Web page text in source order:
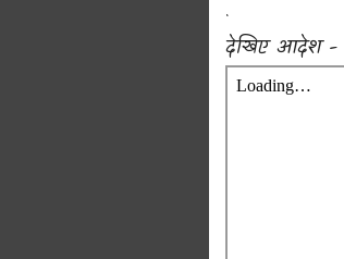
.
देखिए आदेश -